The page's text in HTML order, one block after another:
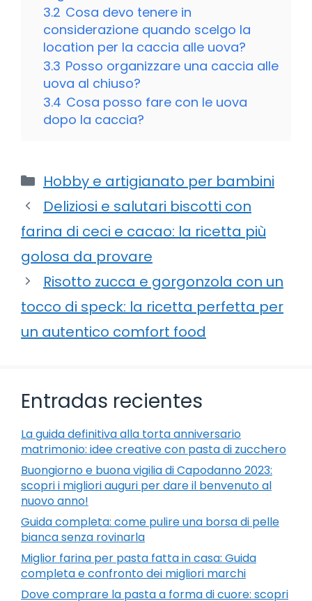
3.2 Cosa devo tenere in
considerazione quando scelgo la
location per la caccia alle uova?
3.3 Posso organizzare una caccia alle
uova al chiuso?
3.4 Cosa posso fare con le uova
dopo la caccia?
Categorie
Hobby e artigianato per bambini
Deliziosi e salutari biscotti con
farina di ceci e cacao: la ricetta più
golosa da provare
Risotto zucca e gorgonzola con un
tocco di speck: la ricetta perfetta per
un autentico comfort food
Entradas recientes
La guida definitiva alla torta anniversario
matrimonio: idee creative con pasta di zucchero
Buongiorno e buona vigilia di Capodanno 2023:
scopri i migliori auguri per dare il benvenuto al
nuovo anno!
Guida completa: come pulire una borsa di pelle
bianca senza rovinarla
Miglior farina per pasta fatta in casa: Guida
completa e confronto dei migliori marchi
Dove comprare la pasta a forma di cuore: scopri